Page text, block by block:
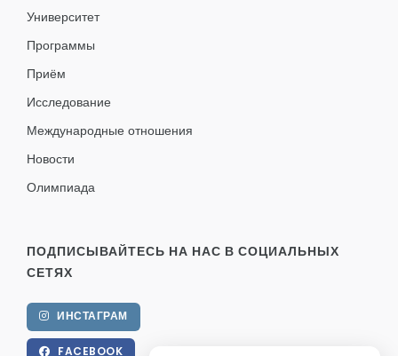
Университет
Программы
Приём
Исследование
Международные отношения
Новости
Олимпиада
ПОДПИСЫВАЙТЕСЬ НА НАС В СОЦИАЛЬНЫХ
СЕТЯХ
ИНСТАГРАМ
FACEBOOK